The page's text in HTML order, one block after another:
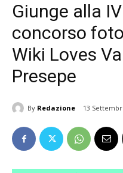
Giunge alla
concorso
Wiki Loves
Presepe
By Redazione 13